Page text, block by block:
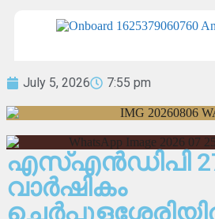
July 5, 2026 7:55 pm
എസ്എൻഡിപി
വാർഷികം